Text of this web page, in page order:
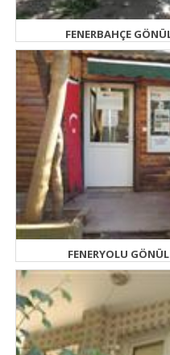
FENERBAHÇE
FENERYOLU